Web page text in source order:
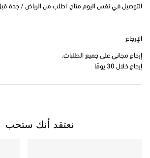
التوصيل في نفس اليوم متاح. اطلب من الرياض / جدة قبل
الإرجاع
إرجاع مجاني على جميع الطلبات.
إرجاع خلال 30 يومًا
نعتقد أنك ستحب